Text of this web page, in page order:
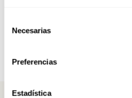
Necesarias
Preferencias
Estadística